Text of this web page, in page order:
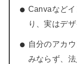
Canvaなど
り、実はデ
自分のアカ
みならず、